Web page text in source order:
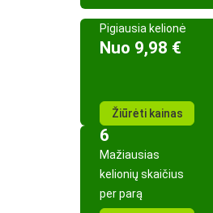
Pigiausia kelionė
Nuo 9,98 €
Žiūrėti kainas
6
Mažiausias
kelionių skaičius
per parą